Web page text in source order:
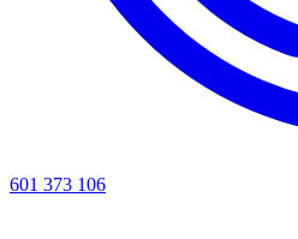
601 373 106